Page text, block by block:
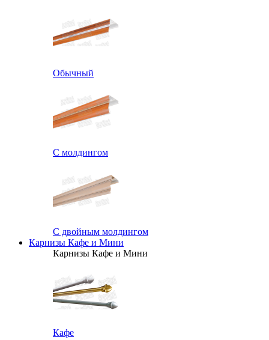
Обычный
С молдингом
С двойным молдингом
Карнизы Кафе и Мини
Карнизы Кафе и Мини
Кафе